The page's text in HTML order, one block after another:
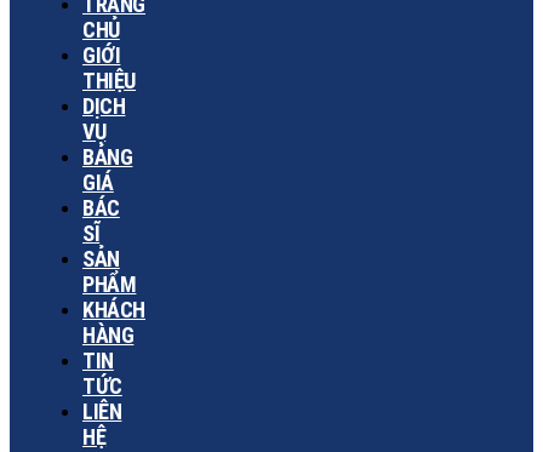
CHỦ
GIỚI
THIỆU
DỊCH
VỤ
BẢNG
GIÁ
BÁC
SĨ
SẢN
PHẨM
KHÁCH
HÀNG
TIN
TỨC
LIÊN
HỆ